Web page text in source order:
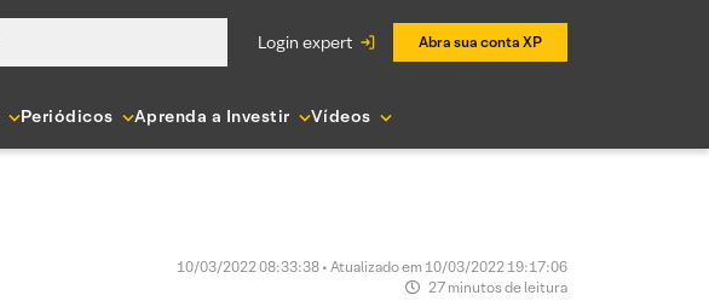
login expert Abra sua conta XP
Periódicos Aprenda a Investir Vídeos
10/03/2022 08:33:38 • Atualizado em 10/03/2022 19:17:06
27 minutos de leitura